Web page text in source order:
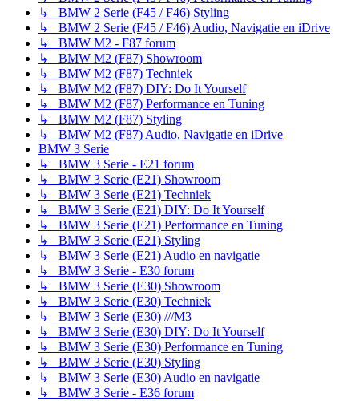
↳ BMW 2 Serie (F45 / F46) Styling
↳ BMW 2 Serie (F45 / F46) Audio, Navigatie en iDrive
↳ BMW M2 - F87 forum
↳ BMW M2 (F87) Showroom
↳ BMW M2 (F87) Techniek
↳ BMW M2 (F87) DIY: Do It Yourself
↳ BMW M2 (F87) Performance en Tuning
↳ BMW M2 (F87) Styling
↳ BMW M2 (F87) Audio, Navigatie en iDrive
BMW 3 Serie
↳ BMW 3 Serie - E21 forum
↳ BMW 3 Serie (E21) Showroom
↳ BMW 3 Serie (E21) Techniek
↳ BMW 3 Serie (E21) DIY: Do It Yourself
↳ BMW 3 Serie (E21) Performance en Tuning
↳ BMW 3 Serie (E21) Styling
↳ BMW 3 Serie (E21) Audio en navigatie
↳ BMW 3 Serie - E30 forum
↳ BMW 3 Serie (E30) Showroom
↳ BMW 3 Serie (E30) Techniek
↳ BMW 3 Serie (E30) ///M3
↳ BMW 3 Serie (E30) DIY: Do It Yourself
↳ BMW 3 Serie (E30) Performance en Tuning
↳ BMW 3 Serie (E30) Styling
↳ BMW 3 Serie (E30) Audio en navigatie
↳ BMW 3 Serie - E36 forum